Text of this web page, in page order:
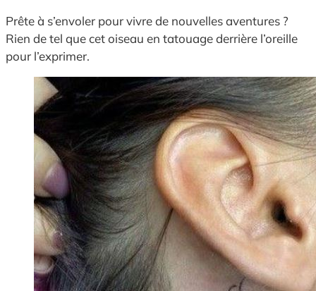
Prête à s’envoler pour vivre de nouvelles aventures ?
Rien de tel que cet oiseau en tatouage derrière l’oreille
pour l’exprimer.